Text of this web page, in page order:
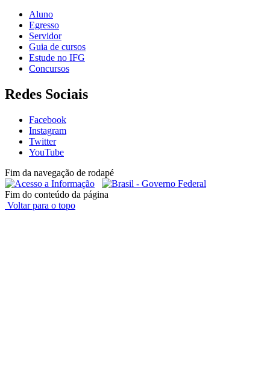
Aluno
Egresso
Servidor
Guia de cursos
Estude no IFG
Concursos
Redes Sociais
Facebook
Instagram
Twitter
YouTube
Fim da navegação de rodapé
Fim do conteúdo da página
Voltar para o topo